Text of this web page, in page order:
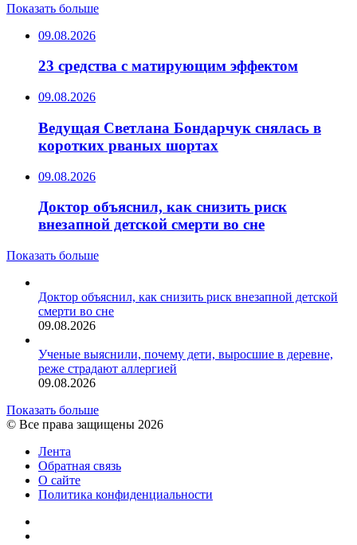
Показать больше
09.08.2026
23 средства с матирующим эффектом
09.08.2026
Ведущая Светлана Бондарчук снялась в
коротких рваных шортах
09.08.2026
Доктор объяснил, как снизить риск
внезапной детской смерти во сне
Показать больше
Доктор объяснил, как снизить риск внезапной детской
смерти во сне
09.08.2026
Ученые выяснили, почему дети, выросшие в деревне,
реже страдают аллергией
09.08.2026
Показать больше
© Все права защищены 2026
Лента
Обратная связь
О сайте
Политика конфиденциальности